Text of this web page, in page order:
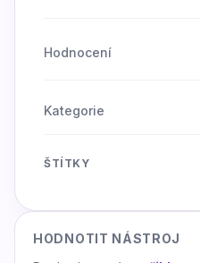
Hodnocení
Kategorie
ŠTÍTKY
HODNOTIT NÁSTROJ